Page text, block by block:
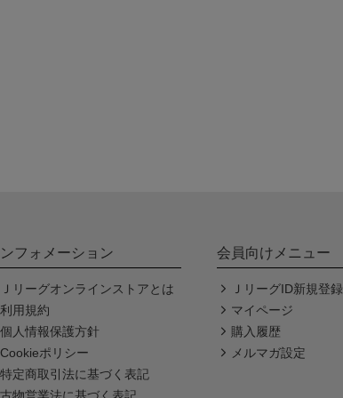
フォメーション
Ｊリーグオンラインストアとは
利用規約
個人情報保護方針
Cookieポリシー
特定商取引法に基づく表記
会員向けメニュー
ＪリーグID新規登録
マイページ
購入履歴
メルマガ設定